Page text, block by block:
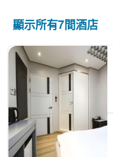
顯示所有7間酒店